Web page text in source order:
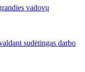
vadovų
sudėtingas darbo